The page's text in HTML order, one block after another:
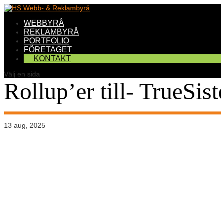
WEBBYRÅ
REKLAMBYRÅ
PORTFOLIO
FÖRETAGET
KONTAKT
Välj en sida
Rollup’er till-
13 aug, 2025